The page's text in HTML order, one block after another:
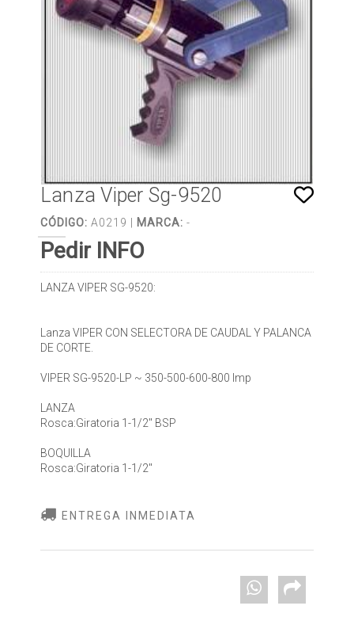
Lanza Viper Sg-9520
CÓDIGO: A0219 | MARCA: -
Pedir INFO
LANZA VIPER SG-9520:
Lanza VIPER CON SELECTORA DE CAUDAL Y PALANCA
DE CORTE.
VIPER SG-9520-LP ~ 350-500-600-800 lmp
LANZA
Rosca:Giratoria 1-1/2" BSP
BOQUILLA
Rosca:Giratoria 1-1/2"
ENTREGA INMEDIATA